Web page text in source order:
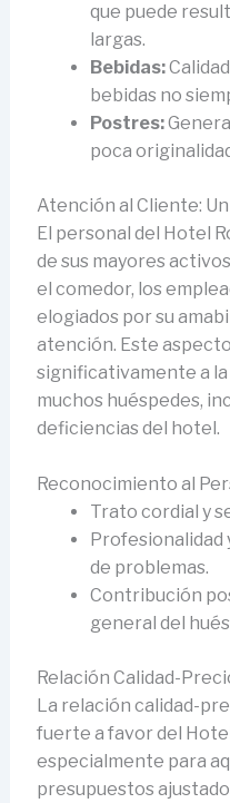
que puede
largas.
Bebidas:
bebidas no
Postres:
poca
Atención al Cliente:
El personal del Hotel
de sus mayores
el comedor, los
elogiados por su
atención. Este
significativamente a
muchos huéspedes,
deficiencias del hotel.
Reconocimiento al
Trato cordial y
Profesionalidad
de problemas.
Contribución
general del
Relación Calidad-
La relación calidad-
fuerte a favor del
especialmente para
presupuestos